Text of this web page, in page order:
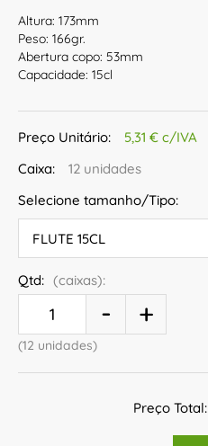
Altura: 173mm
Peso: 166gr.
Abertura copo: 53mm
Capacidade: 15cl
Preço Unitário:
5,31 € c/IVA
Caixa:
12 unidades
Selecione tamanho/Tipo:
Qtd: (caixas):
(12 unidades)
Preço Total: